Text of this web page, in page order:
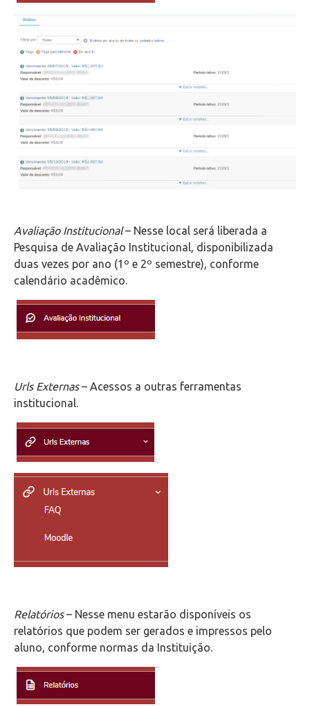
Avaliação Institucional– Nesse local será liberada a
Pesquisa de Avaliação Institucional, disponibilizada
duas vezes por ano (1º e 2º semestre), conforme
calendário acadêmico.
Urls Externas– Acessos a outras ferramentas
institucional.
Relatórios– Nesse menu estarão disponíveis os
relatórios que podem ser gerados e impressos pelo
aluno, conforme normas da Instituição.